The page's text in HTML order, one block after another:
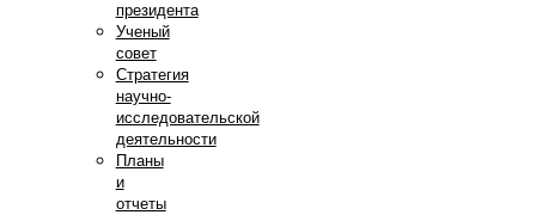
президента
Ученый
совет
Стратегия
научно-
исследовательской
деятельности
Планы
и
отчеты